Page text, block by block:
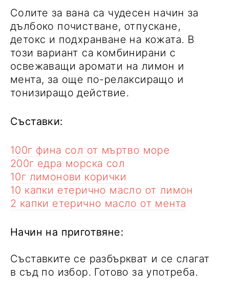
Солите за вана са чудесен начин за
дълбоко почистване, отпускане,
детокс и подхранване на кожата. В
този вариант са комбинирани с
освежаващи аромати на лимон и
мента, за още по-релаксиращо и
тонизиращо действие.
Съставки:
100г фина сол от мъртво море
200г едра морска сол
10г лимонови корички
10 капки етерично масло от лимон
2 капки етерично масло от мента
Начин на приготвяне:
Съставките се разбъркват и се слагат
в съд по избор. Готово за употреба.